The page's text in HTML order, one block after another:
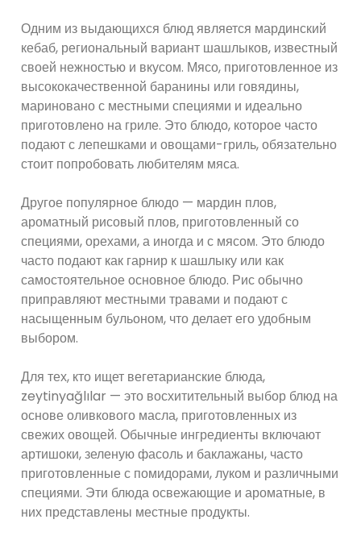
Одним из выдающихся блюд является мардинский
кебаб, региональный вариант шашлыков, известный
своей нежностью и вкусом. Мясо, приготовленное из
высококачественной баранины или говядины,
мариновано с местными специями и идеально
приготовлено на гриле. Это блюдо, которое часто
подают с лепешками и овощами-гриль, обязательно
стоит попробовать любителям мяса.
Другое популярное блюдо — мардин плов,
ароматный рисовый плов, приготовленный со
специями, орехами, а иногда и с мясом. Это блюдо
часто подают как гарнир к шашлыку или как
самостоятельное основное блюдо. Рис обычно
приправляют местными травами и подают с
насыщенным бульоном, что делает его удобным
выбором.
Для тех, кто ищет вегетарианские блюда,
zeytinyağlılar — это восхитительный выбор блюд на
основе оливкового масла, приготовленных из
свежих овощей. Обычные ингредиенты включают
артишоки, зеленую фасоль и баклажаны, часто
приготовленные с помидорами, луком и различными
специями. Эти блюда освежающие и ароматные, в
них представлены местные продукты.